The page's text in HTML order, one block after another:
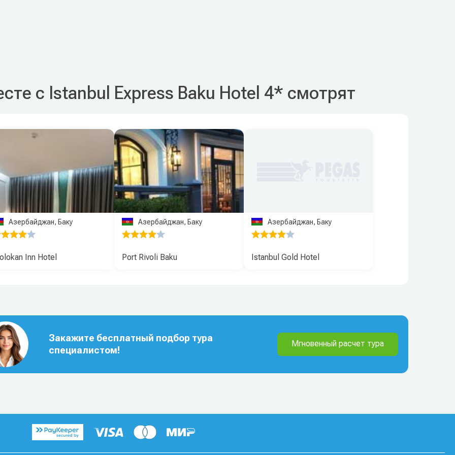
с Istanbul Express Baku Hotel 4* смотрят
Азербайджан, Баку
Inn Hotel
Азербайджан, Баку
Port Rivoli Baku
Азербайджан, Баку
Istanbul Gold Hotel
Закажите бесплатный подбор тура
специалистом!
Мгновенный расчет тура